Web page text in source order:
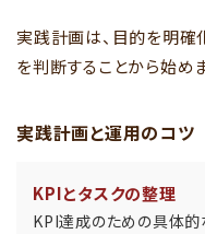
実践計画は、目的を明確
を判断することから始めま
実践計画と運用のコツ
KPIとタスクの整理
KPI達成のための具体的